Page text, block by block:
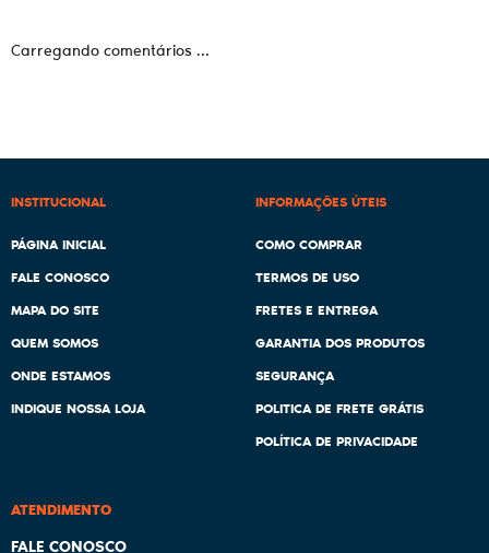
Carregando comentários ...
INSTITUCIONAL
PÁGINA INICIAL
FALE CONOSCO
MAPA DO SITE
QUEM SOMOS
ONDE ESTAMOS
INDIQUE NOSSA LOJA
INFORMAÇÕES ÚTEIS
COMO COMPRAR
TERMOS DE USO
FRETES E ENTREGA
GARANTIA DOS PRODUTOS
SEGURANÇA
POLITICA DE FRETE GRÁTIS
POLÍTICA DE PRIVACIDADE
ATENDIMENTO